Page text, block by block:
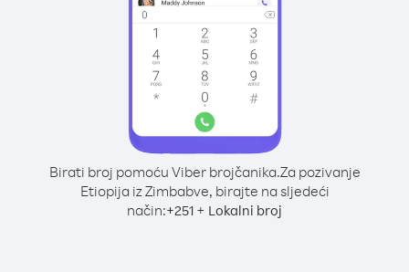
Birati broj pomoću Viber brojčanika.Za pozivanje
Etiopija iz Zimbabve, birajte na sljedeći
način:+251 + Lokalni broj